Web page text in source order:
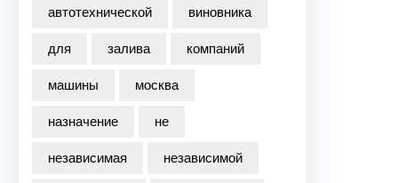
автотехнической
виновника
для
залива
компаний
машины
москва
назначение
не
независимая
независимой